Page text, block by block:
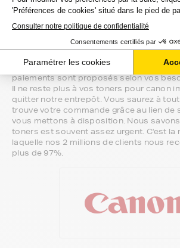
Notre équipe de conseillers saura vous
meilleur choix ou sur l'installation de vos
ou directement par téléphone.
de manière complètement sécurisée.
paiements sont proposés selon vos
Il ne reste plus à vos toners pour canon
quitter notre entrepôt. Vous saurez à
trouve votre commande grâce au lien de
vous mettons à disposition. Nous
toners est souvent assez urgent. C'est la
laquelle nos 2 millions de clients nous
plus de 97%.